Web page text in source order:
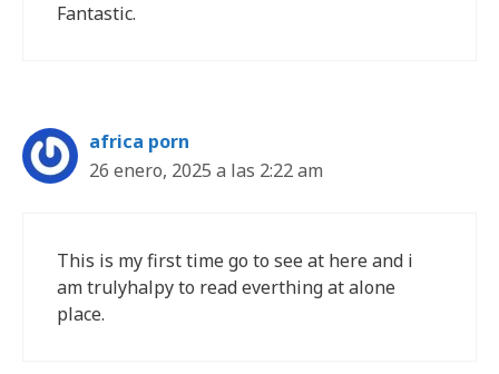
Fantastic.
africa porn
26 enero, 2025 a las 2:22 am
This is my first time go to see at here and i
am trulyhalpy to read everthing at alone
place.